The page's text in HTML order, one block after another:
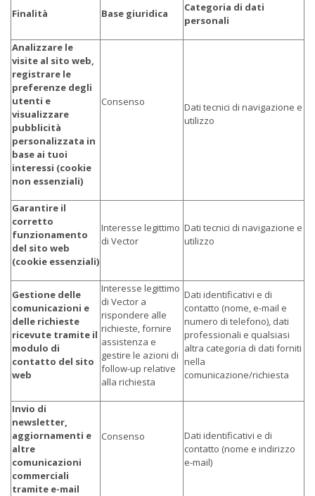
Finalità Base giuridica
Categoria di dati
personali
Analizzare le
visite al sito web,
registrare le
preferenze degli
utenti e
visualizzare
pubblicità
personalizzata in
base ai tuoi
interessi (cookie
non essenziali)
Consenso
Dati tecnici di navigazione e
utilizzo
Garantire il
corretto
funzionamento
del sito web
(cookie essenziali)
Interesse legittimo
di Vector
Dati tecnici di navigazione e
utilizzo
Gestione delle
comunicazioni e
delle richieste
ricevute tramite il
modulo di
contatto del sito
web
Interesse legittimo
di Vector a
rispondere alle
richieste, fornire
assistenza e
gestire le azioni di
follow-up relative
alla richiesta
Dati identificativi e di
contatto (nome, e-mail e
numero di telefono), dati
professionali e qualsiasi
altra categoria di dati forniti
nella
comunicazione/richiesta
Invio di
newsletter,
aggiornamenti e
altre
comunicazioni
commerciali
tramite e-mail
Consenso
Dati identificativi e di
contatto (nome e indirizzo
e-mail)